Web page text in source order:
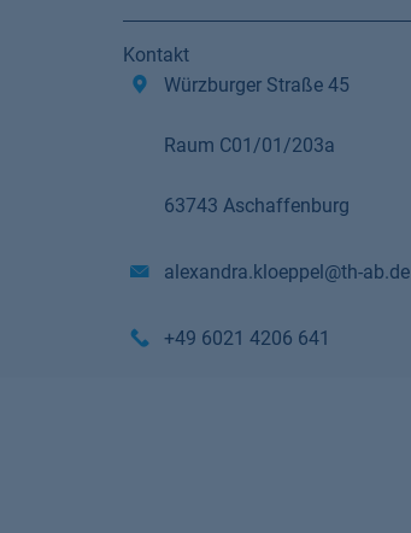
Kontakt
Würzburger Straße 45
Raum C01/01/203a
63743 Aschaffenburg
alexandra.kloeppel@th-ab.de
+49 6021 4206 641